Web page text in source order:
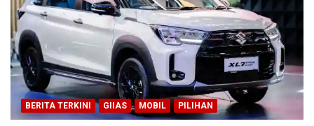
BERITA TERKINI GIIAS MOBIL PILIHAN